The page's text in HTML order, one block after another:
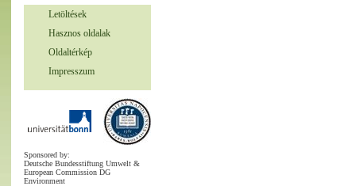
Letöltések
Hasznos oldalak
Oldaltérkép
Impresszum
Sponsored by:
Deutsche Bundesstiftung Umwelt &
European Commission DG
Environment